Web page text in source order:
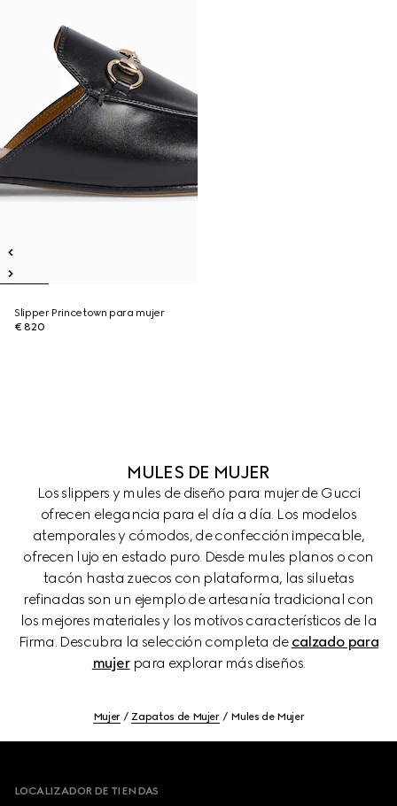
Slipper Princetown para mujer
€ 820
MULES DE MUJER
Los slippers y mules de diseño para mujer de Gucci
ofrecen elegancia para el día a día. Los modelos
atemporales y cómodos, de confección impecable,
ofrecen lujo en estado puro. Desde mules planos o con
tacón hasta zuecos con plataforma, las siluetas
refinadas son un ejemplo de artesanía tradicional con
los mejores materiales y los motivos característicos de la
Firma. Descubra la selección completa de calzado para
mujerpara explorar más diseños.
Mujer Zapatos de Mujer Mules de Mujer
LOCALIZADOR DE TIENDAS